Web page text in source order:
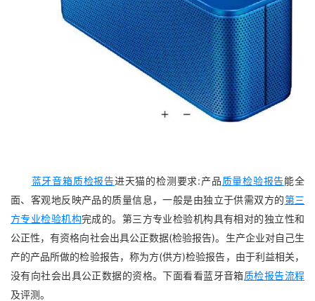
蓝牙音箱质检报告进天猫的检测要求:产品质量检验报告能全
面、客观地反映产品的质量信息，一般是由独立于供需双方的第三
方专业检验机构完成的。第三方专业检验机构具有相对的独立性和
公正性，有资格向社会出具公正数据(检验报告)。生产企业对自己生
产的产品所做的检验报告，称为方(供方)检验报告，由于利益相关，
没有向社会出具公正数据的资格。下面看看蓝牙音箱质检报告流程
及评测。